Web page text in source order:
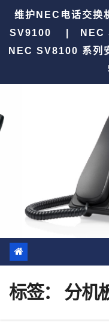
维护NEC电话
SV9100 | NEC
NEC SV8100 系
标签： 分机